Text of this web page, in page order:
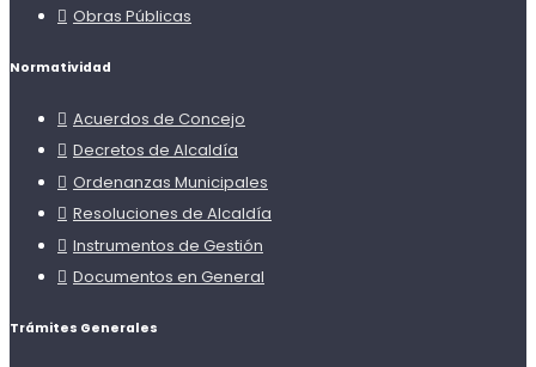
Obras Públicas
Normatividad
Acuerdos de Concejo
Decretos de Alcaldía
Ordenanzas Municipales
Resoluciones de Alcaldía
Instrumentos de Gestión
Documentos en General
Trámites Generales